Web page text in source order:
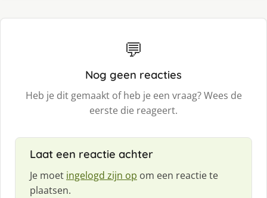
💬
Nog geen reacties
Heb je dit gemaakt of heb je een vraag? Wees de
eerste die reageert.
Laat een reactie achter
Je moet ingelogd zijn op om een reactie te
plaatsen.